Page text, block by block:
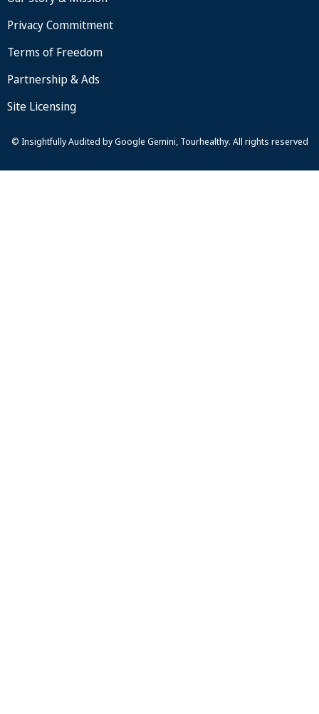
Privacy Commitment
Terms of Freedom
Partnership & Ads
Site Licensing
© Insightfully Audited by Google Gemini, Tourhealthy. All rights reserved